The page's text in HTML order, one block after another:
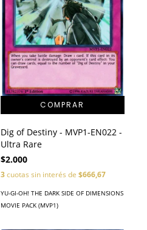
Dig of Destiny - MVP1-EN022 -
Ultra Rare
$2.000
3cuotas sin interés de $666,67
YU-GI-OH! THE DARK SIDE OF DIMENSIONS
MOVIE PACK (MVP1)